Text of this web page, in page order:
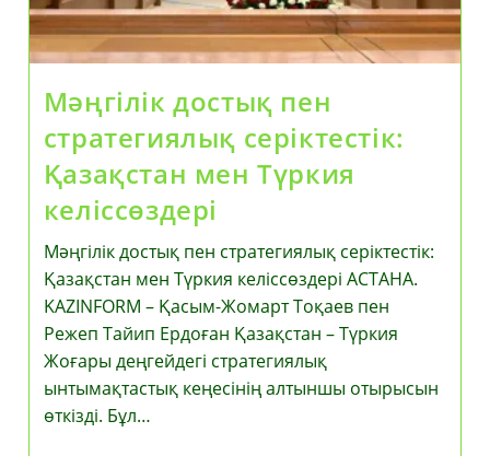
Мәңгілік достық пен
стратегиялық серіктестік:
Қазақстан мен Түркия
келіссөздері
Мәңгілік достық пен стратегиялық серіктестік:
Қазақстан мен Түркия келіссөздері АСТАНА.
KAZINFORM – Қасым-Жомарт Тоқаев пен
Режеп Тайип Ердоған Қазақстан – Түркия
Жоғары деңгейдегі стратегиялық
ынтымақтастық кеңесінің алтыншы отырысын
өткізді. Бұл…